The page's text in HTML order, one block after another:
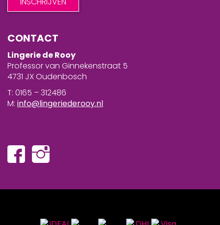
CONTACT
Lingerie de Rooy
Professor van Ginnekenstraat 5
4731 JX Oudenbosch
T: 0165 – 312486
M: info@lingeriederooy.nl